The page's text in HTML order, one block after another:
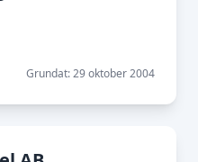
Grundat: 29 oktober 2004